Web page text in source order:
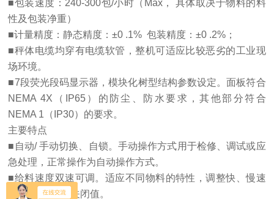
■包装速度：240-300包/小时（Max， 具体取决于物料的料
性及包装净重）
■计量精度：静态精度：±0 .1% 包装精度：±0 .2%；
■秤体电缆均穿有电缆软管，整机可适应比较恶劣的工业现
场环境。
■7段荧光段码显示器，模块化树型结构参数设定。面板符合
NEMA 4X（IP65）的防尘、防水要求，其他部分符合
NEMA 1（IP30）的要求。
主要特点
■自动/ 手动切换、自锁。手动操作方式用于检修、调试或应
急处理，正常操作为自动操作方式。
■给料速度双速可调。适应不同物料的特性，调整快、慢速
进料量，确定*关闭值。